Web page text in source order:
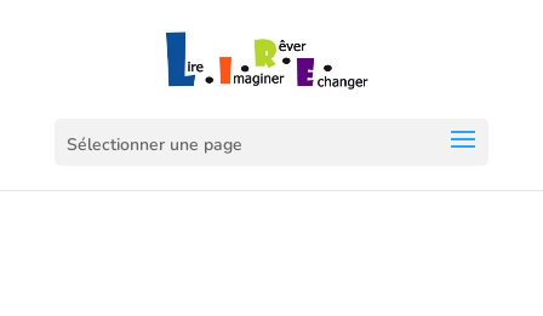
Sélectionner une page